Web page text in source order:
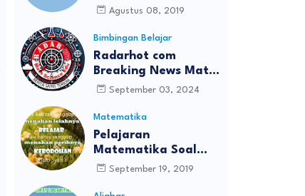
Bilangan Belasan
Agustus 08, 2019
Bimbingan Belajar
Radarhot com
Breaking News Math
Science education
September 03, 2024
Matematika
Pelajaran
Matematika Soal
UTS/PTS Kelas 8
September 19, 2019